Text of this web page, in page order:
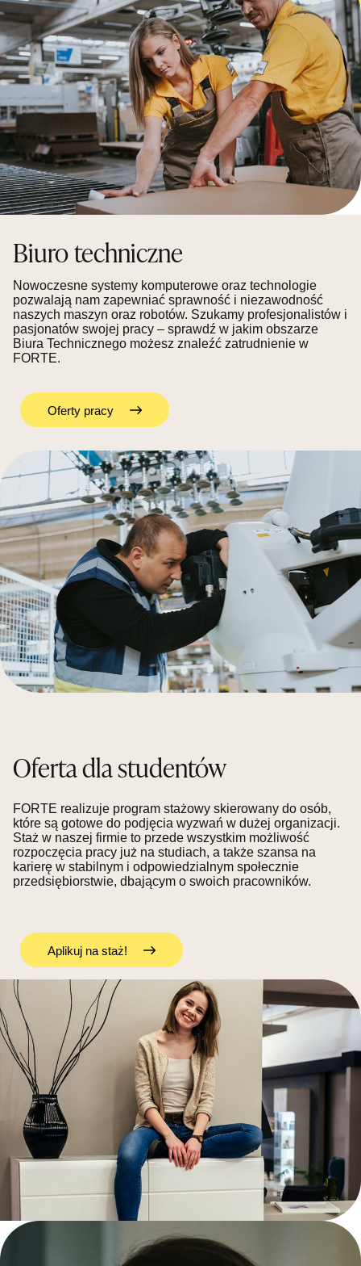
Biuro techniczne
Nowoczesne systemy komputerowe oraz technologie
pozwalają nam zapewniać sprawność i niezawodność
naszych maszyn oraz robotów. Szukamy profesjonalistów i
pasjonatów swojej pracy – sprawdź w jakim obszarze
Biura Technicznego możesz znaleźć zatrudnienie w
FORTE.
Oferty pracy
Oferta dla studentów
FORTE realizuje program stażowy skierowany do osób,
które są gotowe do podjęcia wyzwań w dużej organizacji.
Staż w naszej firmie to przede wszystkim możliwość
rozpoczęcia pracy już na studiach, a także szansa na
karierę w stabilnym i odpowiedzialnym społecznie
przedsiębiorstwie, dbającym o swoich pracowników.
Aplikuj na staż!